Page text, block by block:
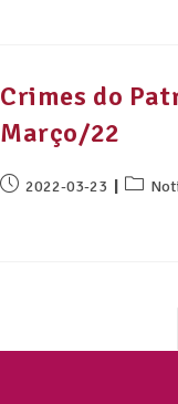
Crimes do
Março/22
2022-03-23